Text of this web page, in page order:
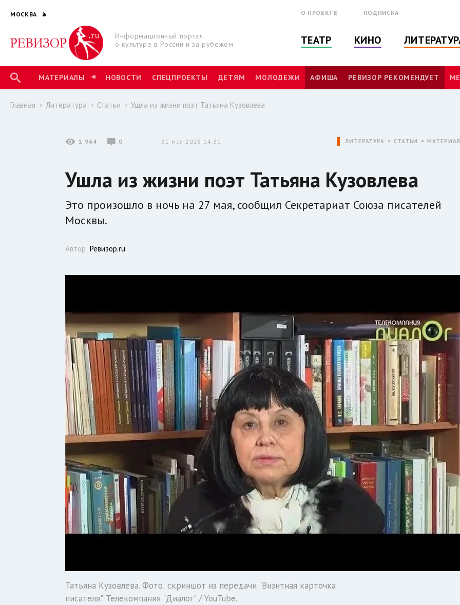
МОСКВА
Информационный портал
о культуре в России и за рубежом
О ПРОЕКТЕ ПОДПИСКА
ТЕАТР КИНО
МАТЕРИАЛЫ НОВОСТИ СПЕЦПРОЕКТЫ ДЕТЯМ МОЛОДЕЖИ АФИША РЕВИЗОР РЕКОМЕНДУЕТ
Главная Литература Статьи Ушла из жизни поэт Татьяна Кузовлева
1 964 0 31 мая 2026 14:31 ЛИТЕРАТУРА СТАТЬИ МАТЕРИАЛ
Ушла из жизни поэт Татьяна Кузовлева
Это произошло в ночь на 27 мая, сообщил Секретариат Союза писателей
Москвы.
Автор:Ревизор.ru
Татьяна Кузовлева. Фото: скриншот из передачи "Визитная карточка
писателя". Телекомпания "Диалог" / YouTube.